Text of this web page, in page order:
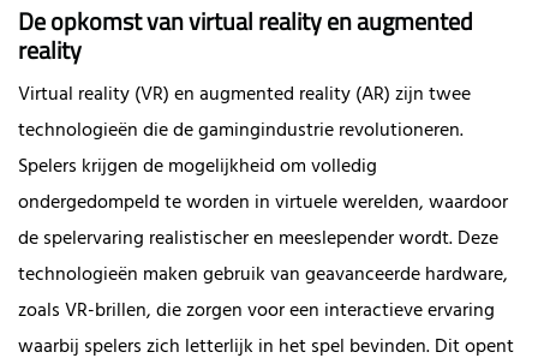
De opkomst van virtual reality en augmented
reality
Virtual reality (VR) en augmented reality (AR) zijn twee
technologieën die de gamingindustrie revolutioneren.
Spelers krijgen de mogelijkheid om volledig
ondergedompeld te worden in virtuele werelden, waardoor
de spelervaring realistischer en meeslepender wordt. Deze
technologieën maken gebruik van geavanceerde hardware,
zoals VR-brillen, die zorgen voor een interactieve ervaring
waarbij spelers zich letterlijk in het spel bevinden. Dit opent